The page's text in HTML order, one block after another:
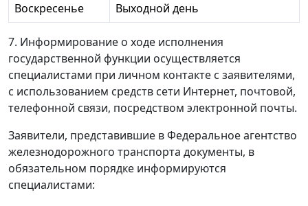
Воскресенье
Выходной день
7. Информирование о ходе исполнения
государственной функции осуществляется
специалистами при личном контакте с заявителями,
с использованием средств сети Интернет, почтовой,
телефонной связи, посредством электронной почты.
Заявители, представившие в Федеральное агентство
железнодорожного транспорта документы, в
обязательном порядке информируются
специалистами: